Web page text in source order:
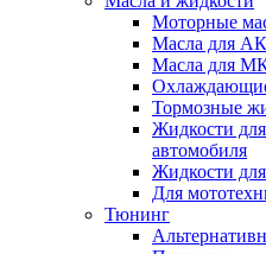
Моторные
Масла для
Масла для
Тормозные
Жидкости
автомобиля
Жидкости
Для
Тюнинг